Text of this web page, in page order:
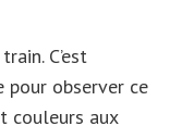
C’est
observer ce
couleurs aux